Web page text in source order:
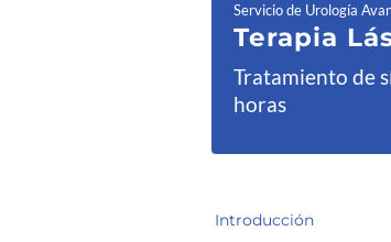
Servicio de Urología
Terapia
Tratamiento de
horas
Introducción